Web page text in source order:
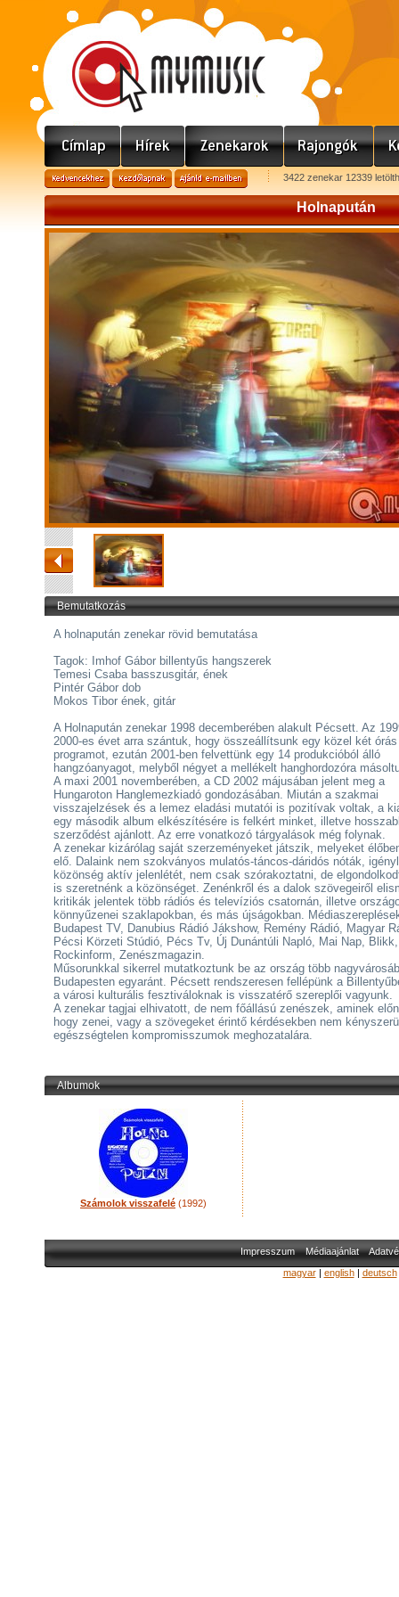
3422 zenekar 12339
Holnapután
Bemutatkozás
A holnapután zenekar rövid bemutatása
Tagok: Imhof Gábor billentyűs hangszerek
Temesi Csaba basszusgitár, ének
Pintér Gábor dob
Mokos Tibor ének, gitár
A Holnapután zenekar 1998 decemberében alakult Pécsett. Az
2000-es évet arra szántuk, hogy összeállítsunk egy közel két órás
programot, ezután 2001-ben felvettünk egy 14 produkcióból álló
hangzóanyagot, melyből négyet a mellékelt hanghordozóra
A maxi 2001 novemberében, a CD 2002 májusában jelent meg a
Hungaroton Hanglemezkiadó gondozásában. Miután a szakmai
visszajelzések és a lemez eladási mutatói is pozitívak voltak, a
egy második album elkészítésére is felkért minket, illetve
szerződést ajánlott. Az erre vonatkozó tárgyalások még folynak.
A zenekar kizárólag saját szerzeményeket játszik, melyeket
elő. Dalaink nem szokványos mulatós-táncos-dáridós nóták,
közönség aktív jelenlétét, nem csak szórakoztatni, de
is szeretnénk a közönséget. Zenénkről és a dalok szövegeiről
kritikák jelentek több rádiós és televíziós csatornán, illetve
könnyűzenei szaklapokban, és más újságokban.
Budapest TV, Danubius Rádió Jákshow, Remény Rádió, Magyar
Pécsi Körzeti Stúdió, Pécs Tv, Új Dunántúli Napló, Mai Nap, Blikk,
Rockinform, Zenészmagazin.
Műsorunkkal sikerrel mutatkoztunk be az ország több
Budapesten egyaránt. Pécsett rendszeresen fellépünk a
a városi kulturális fesztiváloknak is visszatérő szereplői vagyunk.
A zenekar tagjai elhivatott, de nem főállású zenészek, aminek
hogy zenei, vagy a szövegeket érintő kérdésekben nem
egészségtelen kompromisszumok meghozatalára.
Albumok
Számolok visszafelé (1992)
Impresszum Médiaajánlat
magyar| english| deutsch